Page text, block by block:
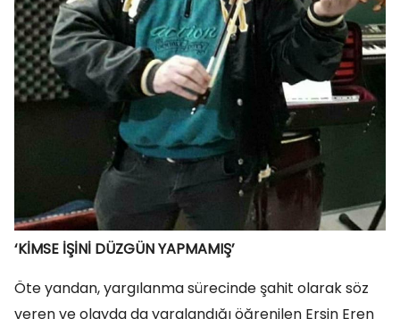
‘KİMSE İŞİNİ DÜZGÜN YAPMAMIŞ’
Öte yandan, yargılanma sürecinde şahit olarak söz
veren ve olayda da yaralandığı öğrenilen Ersin Eren